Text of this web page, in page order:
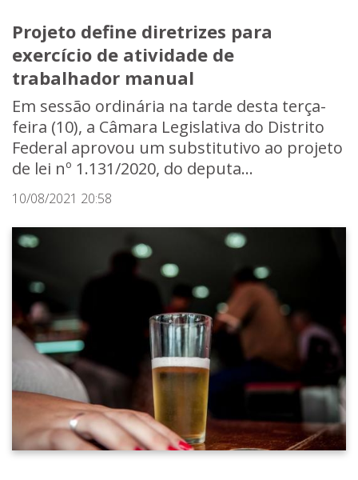
Projeto define diretrizes para
exercício de atividade de
trabalhador manual
Em sessão ordinária na tarde desta terça-
feira (10), a Câmara Legislativa do Distrito
Federal aprovou um substitutivo ao projeto
de lei nº 1.131/2020, do deputa...
10/08/2021 20:58